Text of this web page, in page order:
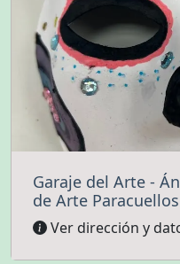
Garaje del Arte -
de Arte
Ver dirección y